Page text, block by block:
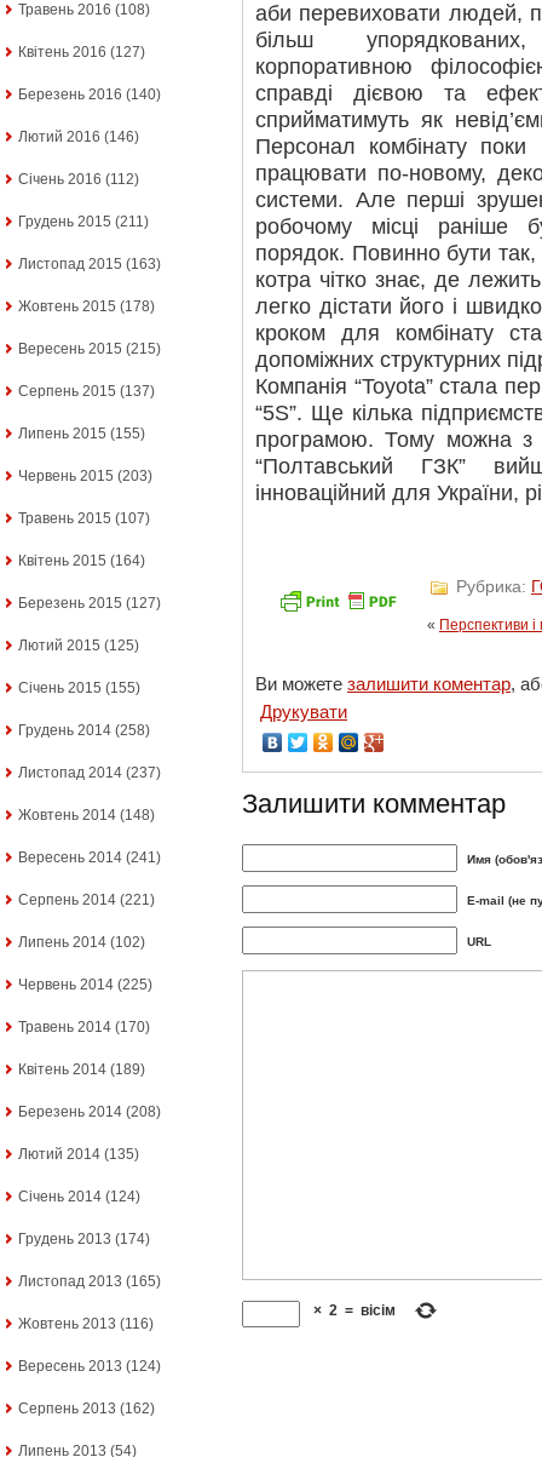
Травень 2016 (108)
Квітень 2016 (127)
Березень 2016 (140)
Лютий 2016 (146)
Січень 2016 (112)
Грудень 2015 (211)
Листопад 2015 (163)
Жовтень 2015 (178)
Вересень 2015 (215)
Серпень 2015 (137)
Липень 2015 (155)
Червень 2015 (203)
Травень 2015 (107)
Квітень 2015 (164)
Березень 2015 (127)
Лютий 2015 (125)
Січень 2015 (155)
Грудень 2014 (258)
Листопад 2014 (237)
Жовтень 2014 (148)
Вересень 2014 (241)
Серпень 2014 (221)
Липень 2014 (102)
Червень 2014 (225)
Травень 2014 (170)
Квітень 2014 (189)
Березень 2014 (208)
Лютий 2014 (135)
Січень 2014 (124)
Грудень 2013 (174)
Листопад 2013 (165)
Жовтень 2013 (116)
Вересень 2013 (124)
Серпень 2013 (162)
Липень 2013 (54)
аби перевиховати людей,
більш
корпоративною
справді дієвою та
сприйматимуть як
Персонал комбінату поки
працювати по-новому,
системи. Але перші
робочому місці раніше
порядок. Повинно бути так,
котра чітко знає, де
легко дістати його і
кроком для комбінату
допоміжних структурних
Компанія “Toyota” стала
“5S”. Ще кілька
програмою. Тому можна з
“Полтавський ГЗК”
інноваційний для України,
Рубрика:
« Перспективи
Ви можете залишити коментар,
Друкувати
Залишити комментар
Имя
E-mail (не
URL
× 2 = вісім